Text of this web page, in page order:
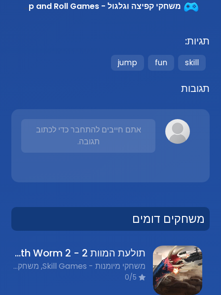
משחקי קפיצה וגלגול - Jump and Roll Games
תגיות:
skill
fun
jump
תגובות
אתם חייבים להתחבר כדי לכתוב
תגובה.
משחקים דומים
תולעת המוות 2 - Death Worm 2
משחקי מיומנות - Skill Games, משחקים מצחיקים - Funny Games